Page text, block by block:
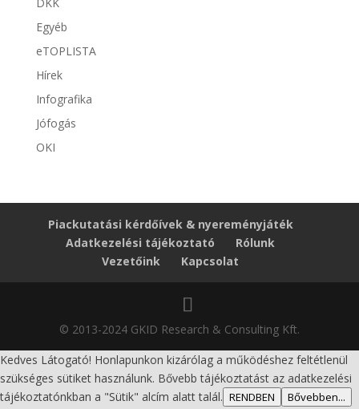
Egyéb
eTOPLISTA
Hírek
Infografika
Jófogás
OKI
Piackutatási kérdőívek & nyereményjáték
Adatkezelési tájékoztató
Rólunk
Vezetőink
Kapcsolat
© 2013-2024 GKID Research & Consulting Kft.
Kedves Látogató! Honlapunkon kizárólag a működéshez feltétlenül
szükséges sütiket használunk. Bővebb tájékoztatást az adatkezelési
tájékoztatónkban a "Sütik" alcím alatt talál. RENDBEN Bővebben...